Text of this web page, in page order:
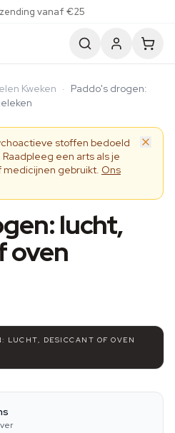
vanaf €25
Kweken · Paddo's drogen:
stoffen bedoeld
een arts als je
medicijnen gebruikt. Ons
lucht,
oven
LUCHT, DESICCANT OF OVEN